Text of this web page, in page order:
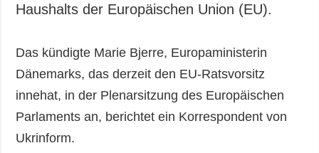
Haushalts der Europäischen Union (EU).
Das kündigte Marie Bjerre, Europaministerin
Dänemarks, das derzeit den EU-Ratsvorsitz
innehat, in der Plenarsitzung des Europäischen
Parlaments an, berichtet ein Korrespondent von
Ukrinform.